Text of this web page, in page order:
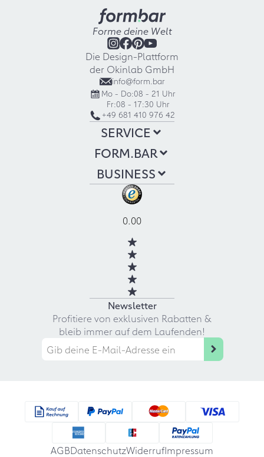
Forme deine Welt
Die Design-Plattform
der Okinlab GmbH
info@form.bar
Mo - Do:08 - 21 Uhr
Fr:08 - 17:30 Uhr
+49 681 410 976 42
SERVICE
FORM.BAR
BUSINESS
0.00
Newsletter
Profitiere von exklusiven Rabatten &
bleib immer auf dem Laufenden!
AGBDatenschutzWiderrufImpressum